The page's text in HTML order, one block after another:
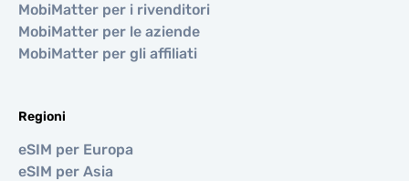
MobiMatter per i rivenditori
MobiMatter per le aziende
MobiMatter per gli affiliati
Regioni
eSIM per Europa
eSIM per Asia